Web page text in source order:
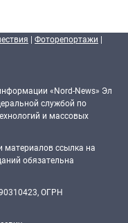
| Фоторепортажи |
«Nord-News» Эл
службой по
и массовых
материалов ссылка на
обязательна
ОГРН